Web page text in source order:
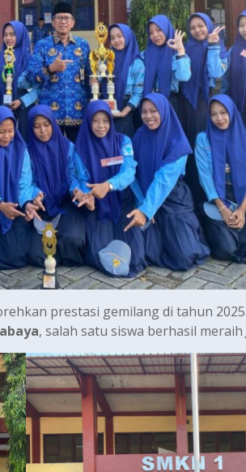
prestasi gemilang di tahun
, salah satu siswa berhasil meraih